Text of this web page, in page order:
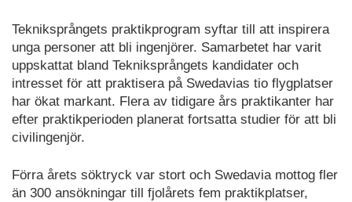
Tekniksprångets praktikprogram syftar till att inspirera
unga personer att bli ingenjörer. Samarbetet har varit
uppskattat bland Tekniksprångets kandidater och
intresset för att praktisera på Swedavias tio flygplatser
har ökat markant. Flera av tidigare års praktikanter har
efter praktikperioden planerat fortsatta studier för att bli
civilingenjör.
Förra årets söktryck var stort och Swedavia mottog fler
än 300 ansökningar till fjolårets fem praktikplatser,